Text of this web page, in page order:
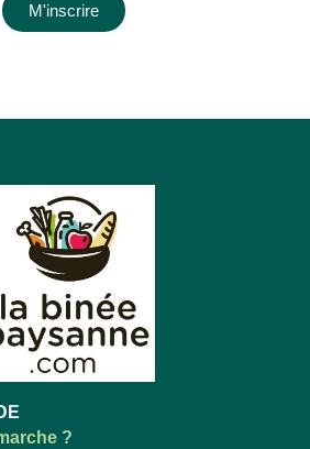
M'inscrire
?